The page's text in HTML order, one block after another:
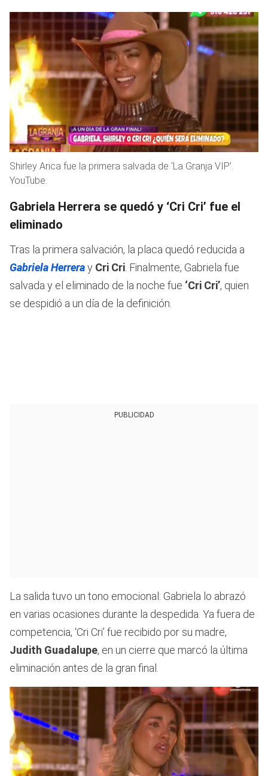
Shirley Arica fue la primera salvada de ‘La Granja VIP’.
YouTube.
Gabriela Herrera se quedó y ‘Cri Cri’ fue el
eliminado
Tras la primera salvación, la placa quedó reducida a
Gabriela Herreray Cri Cri . Finalmente, Gabriela fue
salvada y el eliminado de la noche fue ‘Cri Cri’, quien
se despidió a un día de la definición.
PUBLICIDAD
La salida tuvo un tono emocional: Gabriela lo abrazó
en varias ocasiones durante la despedida. Ya fuera de
competencia, ‘Cri Cri’ fue recibido por su madre,
Judith Guadalupe, en un cierre que marcó la última
eliminación antes de la gran final.